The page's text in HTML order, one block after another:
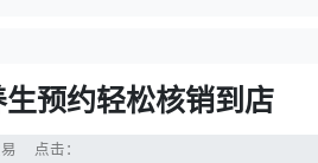
预约轻松核销到店
易 点击：